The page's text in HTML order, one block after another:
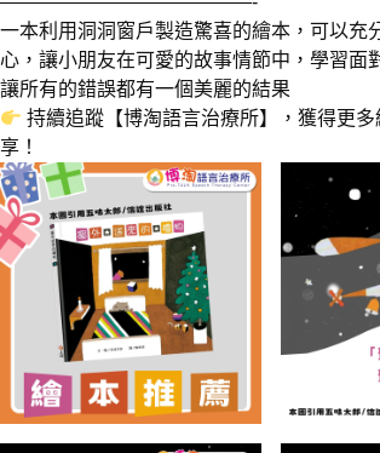
一本利用洞洞窗戶製造驚喜的繪本，可以充
心，讓小朋友在可愛的故事情節中，學習面
讓所有的錯誤都有一個美麗的結果
持續追蹤【博淘語言治療所】，獲得更
享！